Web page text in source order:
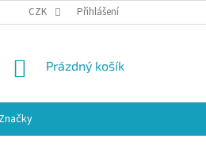
CZK Přihlášení
NÁKUPNÍ
Prázdný košík
Značky